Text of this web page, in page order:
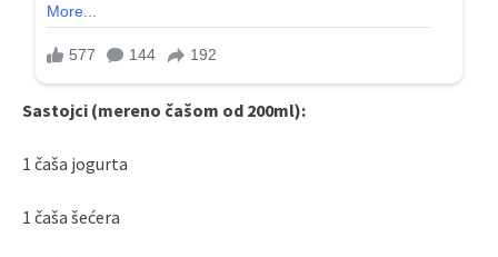
Sastojci (mereno čašom od 200ml):
1 čaša jogurta
1 čaša šećera